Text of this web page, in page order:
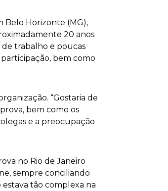
Belo Horizonte (MG),
20 anos
trabalho e poucas
bem como
“Gostaria de
bem como os
e a preocupação
no Rio de Janeiro
sempre conciliando
tão complexa na